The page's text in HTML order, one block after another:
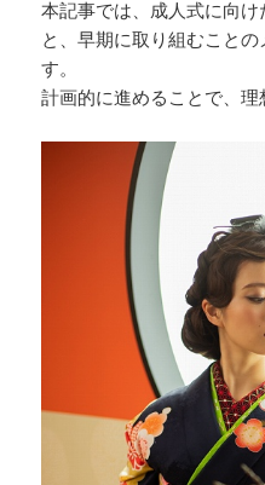
本記事では、成人式に向
と、早期に取り組むこと
す。
計画的に進めることで、理